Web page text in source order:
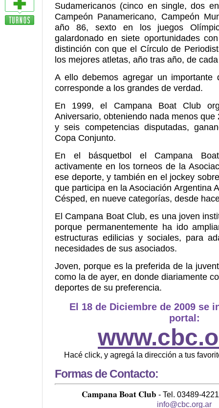
Sudamericanos (cinco en single, dos
Campeón Panamericano, Campeón
año 86, sexto en los juegos
galardonado en siete oportunidades
distinción con que el Círculo de
los mejores atletas, año tras año, de
A ello debemos agregar un importante
corresponde a los grandes de verdad.
En 1999, el Campana Boat Club
Aniversario, obteniendo nada menos
y seis competencias disputadas,
Copa Conjunto.
En el básquetbol el Campana
activamente en los torneos de la
ese deporte, y también en el jockey
que participa en la Asociación Argentina
Césped, en nueve categorías, desde
El Campana Boat Club, es una joven
porque permanentemente ha ido
estructuras edilicias y sociales, para
necesidades de sus asociados.
Joven, porque es la preferida de la
como la de ayer, en donde diariamente
deportes de su preferencia.
El 18 de Diciembre de 2009 se
portal:
Hacé click, y agregá la dirección a tus
Formas de Contacto:
Campana Boat Club - Tel. 03489-
info@cbc.org.ar